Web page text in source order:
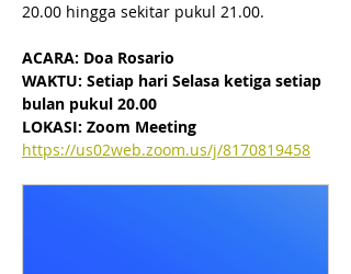
20.00 hingga sekitar pukul 21.00.
ACARA: Doa Rosario
WAKTU: Setiap hari Selasa ketiga setiap
bulan pukul 20.00
LOKASI: Zoom Meeting
https://us02web.zoom.us/j/8170819458